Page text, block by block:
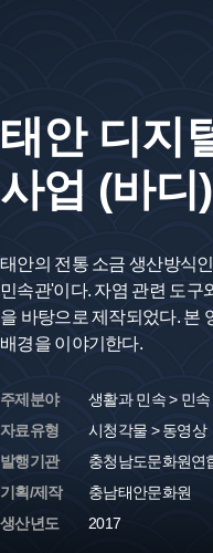
태안 디지
사업 (바디)
태안의 전통 소금 생산방식
민속관'이다. 자염 관련 도구
을 바탕으로 제작되었다. 본
배경을 이야기한다.
주제분야
생활과 민속 > 민속
자료유형
시청각물 > 동영상
발행기관
충청남도문화원연
기획/제작
충남태안문화원
생산년도
2017